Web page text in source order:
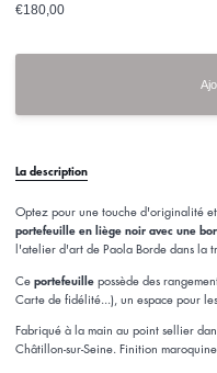
€180,00
La description
Optez pour une touche d'originalité
portefeuille en liège noir avec une
l'atelier d'art de Paola Borde dans la
Ceportefeuille possède des
Carte de fidélité...), un espace pour
Fabriqué à la main au point sellier
Châtillon-sur-Seine. Finition